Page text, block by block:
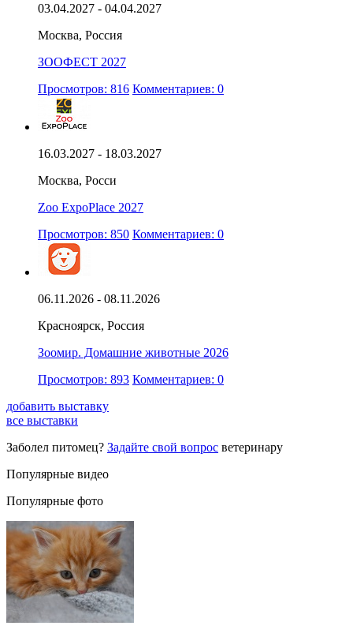
03.04.2027 - 04.04.2027
Москва, Россия
ЗООФЕСТ 2027
Просмотров: 816 Комментариев: 0
16.03.2027 - 18.03.2027
Москва, Росси
Zoo ExpoPlace 2027
Просмотров: 850 Комментариев: 0
06.11.2026 - 08.11.2026
Красноярск, Россия
Зоомир. Домашние животные 2026
Просмотров: 893 Комментариев: 0
добавить выставку
все выставки
Заболел питомец? Задайте свой вопрос ветеринару
Популярные видео
Популярные фото